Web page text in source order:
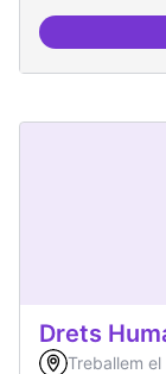
Drets
Treballem